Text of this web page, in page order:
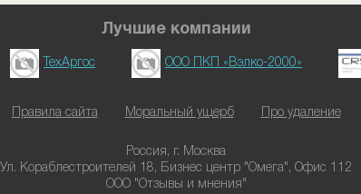
Лучшие компании
ТехАргос ООО ПКП «Вэлко-2000»
Правила сайта Моральный ущерб Про удаление
Россия, г. Москва
Ул. Кораблестроителей 18, Бизнес центр "Омега", Офис 112
ООО "Отзывы и мнения"